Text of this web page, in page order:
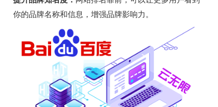
你的品牌名称和信息，增强品牌影响力。